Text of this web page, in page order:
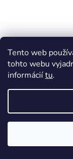
Tento web
tohto webu
informáciítu.